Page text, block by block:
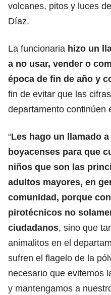
volcanes, pitos y luces
Díaz.
La funcionaria hizo un
a no usar, vender o
época de fin de año y
fin de evitar que las
departamento continúen
“Les hago un llamado
boyacenses para que
niños que son las
adultos mayores, en
comunidad, porque
pirotécnicos no
ciudadanos, sino que
animalitos en el
sufren el flagelo de la
necesario que evitemos
y mantengamos a